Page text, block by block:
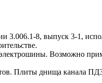
8, выпуск 3-1,
Возможно
Плиты днища канала